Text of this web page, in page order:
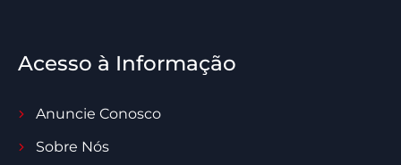
Acesso à Informação
Anuncie Conosco
Sobre Nós